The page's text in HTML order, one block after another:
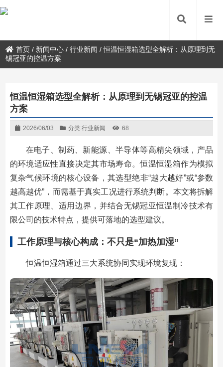
首页 / 新闻中心 /行业新闻 /恒温恒湿箱选型全解析：从原理到无
锡冠亚的控温方案
恒温恒湿箱选型全解析：从原理到无锡冠亚的控温
方案
2026/06/03 分类:行业新闻 68
在电子、制药、新能源、半导体等高精尖领域，产品
的环境适应性直接决定其市场寿命。恒温恒湿箱作为模拟
复杂气候环境的核心设备，其选型绝非“越大越好”或“参数
越高越优”，而需基于真实工况进行系统判断。本文将拆解
其工作原理、适用边界，并结合无锡冠亚恒温制冷技术有
限公司的技术特点，提供可落地的选型建议。
工作原理与核心构成：不只是“加热加湿”
恒温恒湿箱通过三大系统协同实现环境复现：